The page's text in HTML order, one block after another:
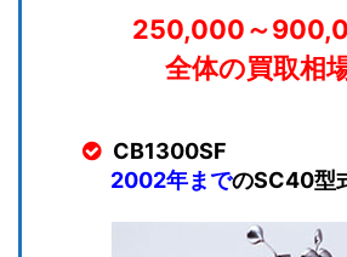
250,000～
全体の買取相
CB1300SF
2002年までのSC40型